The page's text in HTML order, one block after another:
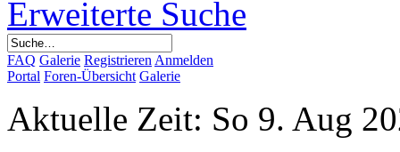
Erweiterte Suche
FAQ Galerie Registrieren Anmelden
Portal Foren-Übersicht Galerie
Aktuelle Zeit: So 9. Aug